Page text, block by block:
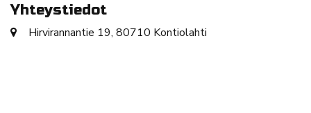
Yhteystiedot
Hirvirannantie 19, 80710 Kontiolahti